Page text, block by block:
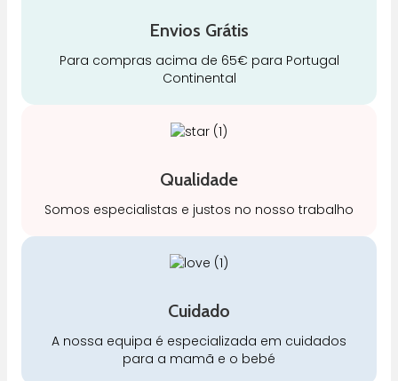
Envios Grátis
Para compras acima de 65€ para Portugal
Continental
Qualidade
Somos especialistas e justos no nosso trabalho
Cuidado
A nossa equipa é especializada em cuidados
para a mamã e o bebé